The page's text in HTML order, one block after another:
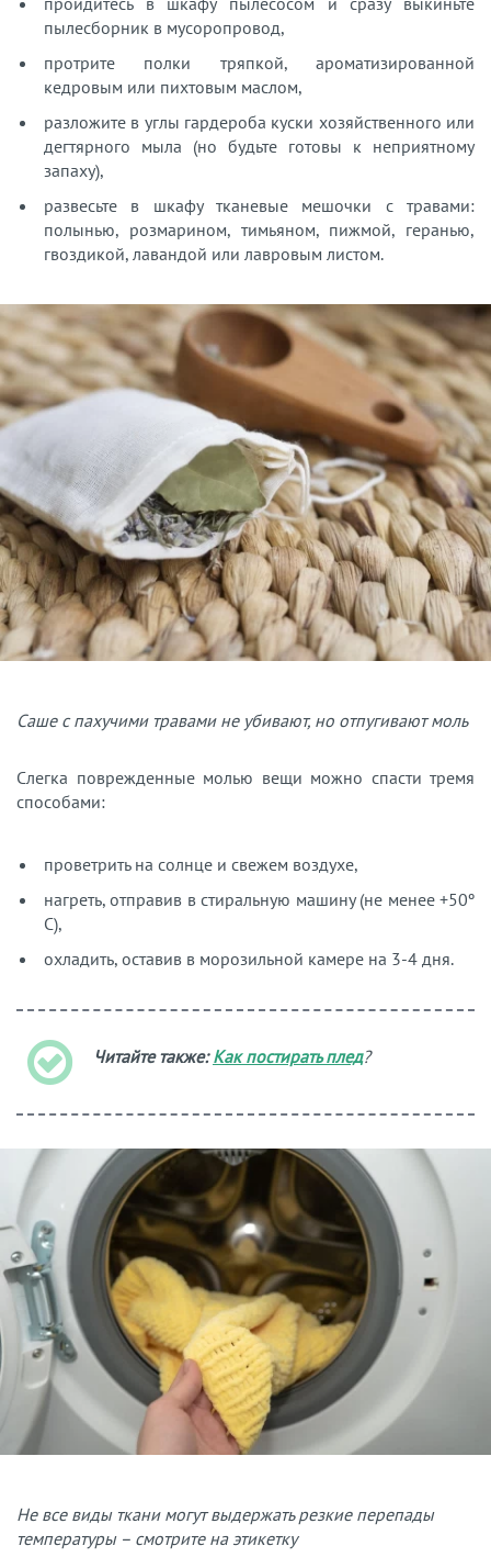
пылесборник в мусоропровод,
протрите полки тряпкой, ароматизированной
кедровым или пихтовым маслом,
разложите в углы гардероба куски хозяйственного или
дегтярного мыла (но будьте готовы к неприятному
запаху),
развесьте в шкафу тканевые мешочки с травами:
полынью, розмарином, тимьяном, пижмой, геранью,
гвоздикой, лавандой или лавровым листом.
Саше с пахучими травами не убивают, но отпугивают моль
Слегка поврежденные молью вещи можно спасти тремя
способами:
проветрить на солнце и свежем воздухе,
нагреть, отправив в стиральную машину (не менее +50º
С),
охладить, оставив в морозильной камере на 3-4 дня.
Читайте также: Как постирать плед?
Не все виды ткани могут выдержать резкие перепады
температуры – смотрите на этикетку